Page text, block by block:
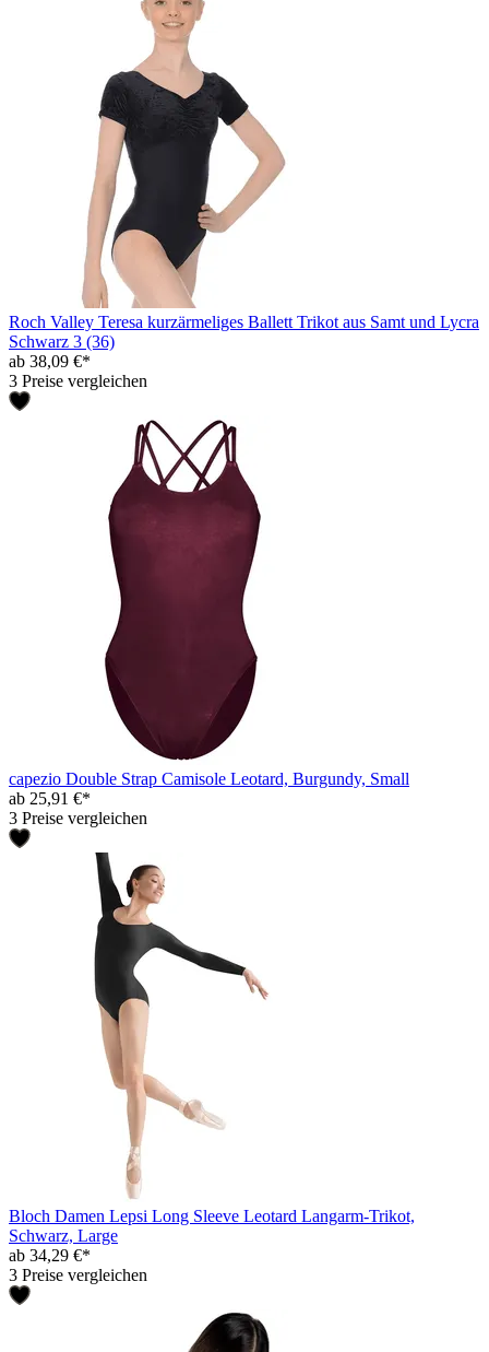
Roch Valley Teresa kurzärmeliges Ballett Trikot aus Samt und Lycra
Schwarz 3 (36)
ab 38,09 €*
3 Preise vergleichen
capezio Double Strap Camisole Leotard, Burgundy, Small
ab 25,91 €*
3 Preise vergleichen
Bloch Damen Lepsi Long Sleeve Leotard Langarm-Trikot,
Schwarz, Large
ab 34,29 €*
3 Preise vergleichen